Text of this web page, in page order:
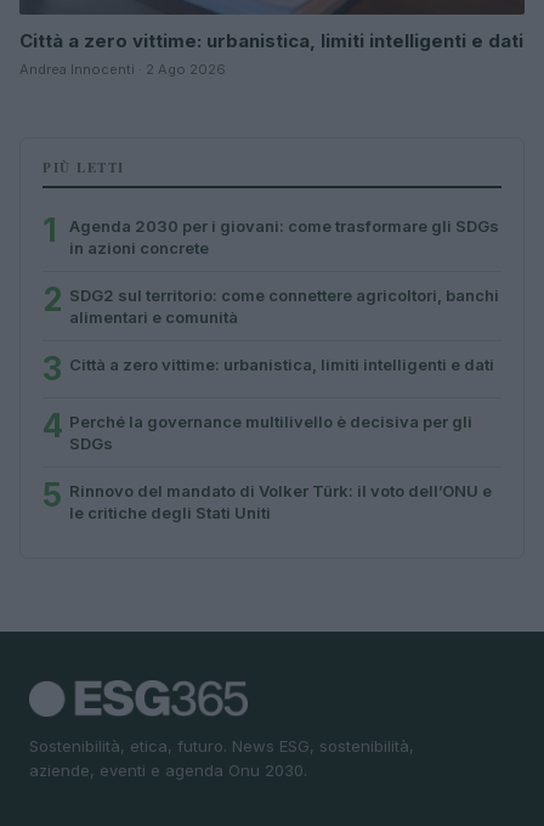
Città a zero vittime: urbanistica, limiti intelligenti e dati
Andrea Innocenti · 2 Ago 2026
PIÙ LETTI
1
Agenda 2030 per i giovani: come trasformare gli SDGs
in azioni concrete
2 SDG2 sul territorio: come connettere agricoltori, banchi
alimentari e comunità
3 Città a zero vittime: urbanistica, limiti intelligenti e dati
4 Perché la governance multilivello è decisiva per gli
SDGs
5 Rinnovo del mandato di Volker Türk: il voto dell’ONU e
le critiche degli Stati Uniti
Sostenibilità, etica, futuro. News ESG, sostenibilità,
aziende, eventi e agenda Onu 2030.